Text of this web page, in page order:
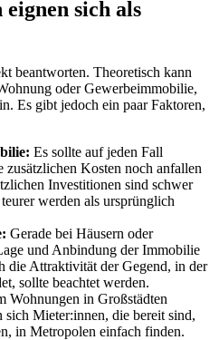
sich als
beantworten. Theoretisch kann
oder Gewerbeimmobilie,
Es gibt jedoch ein paar Faktoren,
Es sollte auf jeden Fall
Kosten noch anfallen
Investitionen sind schwer
werden als ursprünglich
Gerade bei Häusern oder
und Anbindung der Immobilie
die Attraktivität der Gegend, in der
sollte beachtet werden.
Wohnungen in Großstädten
sich Mieter:innen, die bereit sind,
in Metropolen einfach finden.